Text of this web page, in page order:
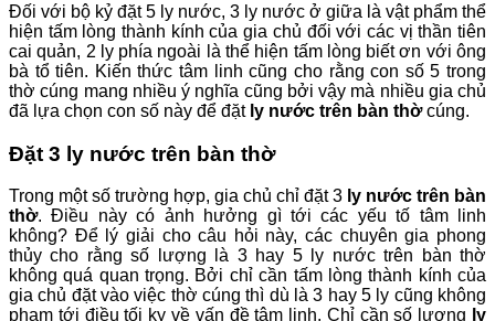
Đối với bộ kỷ đặt 5 ly nước, 3 ly nước ở giữa là vật phẩm thể
hiện tấm lòng thành kính của gia chủ đối với các vị thần tiên
cai quản, 2 ly phía ngoài là thể hiện tấm lòng biết ơn với ông
bà tổ tiên. Kiến thức tâm linh cũng cho rằng con số 5 trong
thờ cúng mang nhiều ý nghĩa cũng bởi vậy mà nhiều gia chủ
đã lựa chọn con số này để đặt ly nước trên bàn thờcúng.
Đặt 3 ly nước trên bàn thờ
Trong một số trường hợp, gia chủ chỉ đặt 3 ly nước trên bàn
thờ. Điều này có ảnh hưởng gì tới các yếu tố tâm linh
không? Để lý giải cho câu hỏi này, các chuyên gia phong
thủy cho rằng số lượng là 3 hay 5 ly nước trên bàn thờ
không quá quan trọng. Bởi chỉ cần tấm lòng thành kính của
gia chủ đặt vào việc thờ cúng thì dù là 3 hay 5 ly cũng không
phạm tới điều tối kỵ về vấn đề tâm linh. Chỉ cần số lượng ly